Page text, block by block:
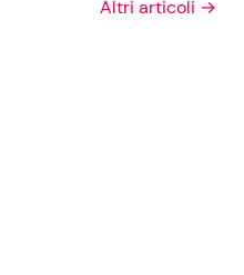
Altri articoli →